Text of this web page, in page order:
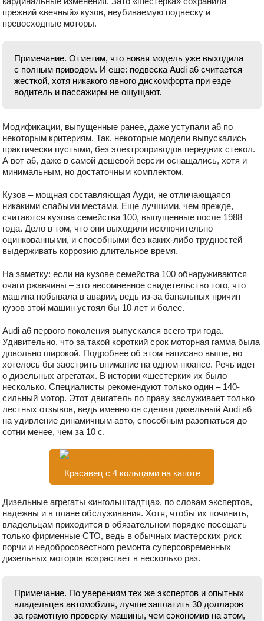
прежний «вечный» кузов, неубиваемую подвеску и
превосходные моторы.
Примечание. Отметим, что новая модель уже выходила
с полным приводом. И еще: подвеска Audi а6 считается
жесткой, хотя никакого явного дискомфорта при езде
водитель и пассажиры не ощущают.
Модификации, выпущенные ранее, даже уступали a6 по
некоторым критериям. Так, некоторые модели выпускались
практически пустыми, без электроприводов передних стекол.
А вот а6, даже в самой дешевой версии оснащались, хотя и
минимальным, но достаточным комплектом.
Кузов – мощная составляющая Ауди, не отличающаяся
никакими слабыми местами. Еще лучшими, чем прежде,
считаются кузова семейства 100, выпущенные после 1988
года. Дело в том, что они выходили исключительно
оцинкованными, и способными без каких-либо трудностей
выдерживать коррозию длительное время.
На заметку: если на кузове семейства 100 обнаруживаются
очаги ржавчины – это несомненное свидетельство того, что
машина побывала в аварии, ведь из-за банальных причин
кузов этой машин устоял бы 10 лет и более.
Audi a6 первого поколения выпускался всего три года.
Удивительно, что за такой короткий срок моторная гамма была
довольно широкой. Подробнее об этом написано выше, но
хотелось бы заострить внимание на одном нюансе. Речь идет
о дизельных агрегатах. В истории «шестерки» их было
несколько. Специалисты рекомендуют только один – 140-
сильный мотор. Этот двигатель по праву заслуживает только
лестных отзывов, ведь именно он сделал дизельный Audi a6
на удивление динамичным авто, способным разогнаться до
сотни менее, чем за 10 с.
Красавец с 4 кольцами на капоте
Дизельные агрегаты «ингольштадтца», по словам экспертов,
надежны и в плане обслуживания. Хотя, чтобы их починить,
владельцам приходится в обязательном порядке посещать
только фирменные СТО, ведь в обычных мастерских риск
порчи и недобросовестного ремонта суперсовременных
дизельных моторов возрастает в несколько раз.
Примечание. По уверениям тех же экспертов и опытных
владельцев автомобиля, лучше заплатить 30 долларов
за грамотную проверку машины, чем сэкономив на этом,